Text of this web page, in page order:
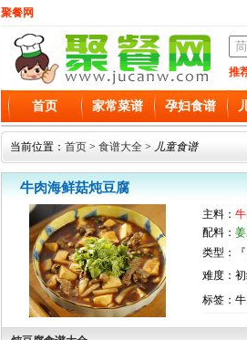
聚餐网
推
首页 家常菜谱 孕妇食谱
当前位置： 首页 > 食谱大全 > 儿童食谱
牛肉海鲜菇炖豆腐
主料：
配料：
类型：『
难度：
标签：